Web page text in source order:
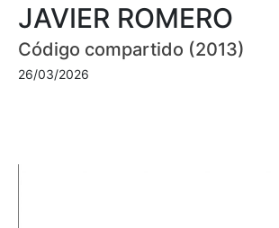
JAVIER ROMERO
Código compartido (2013)
26/03/2026